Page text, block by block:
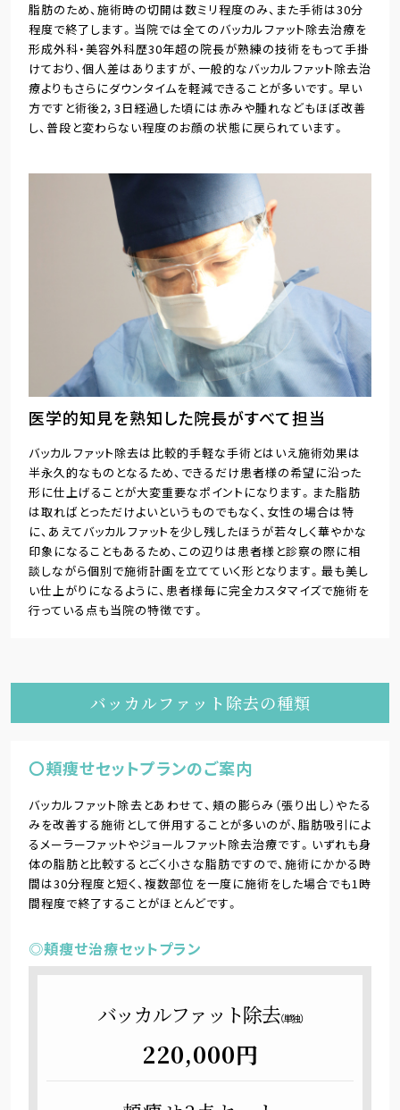
脂肪のため、施術時の切開は数ミリ程度のみ、また手術は30分
程度で終了します。当院では全てのバッカルファット除去治療を
形成外科・美容外科歴30年超の院長が熟練の技術をもって手掛
けており、個人差はありますが、一般的なバッカルファット除去治
療よりもさらにダウンタイムを軽減できることが多いです。早い
方ですと術後2，3日経過した頃には赤みや腫れなどもほぼ改善
し、普段と変わらない程度のお顔の状態に戻られています。
医学的知見を熟知した院長がすべて担当
バッカルファット除去は比較的手軽な手術とはいえ施術効果は
半永久的なものとなるため、できるだけ患者様の希望に沿った
形に仕上げることが大変重要なポイントになります。また脂肪
は取ればとっただけよいというものでもなく、女性の場合は特
に、あえてバッカルファットを少し残したほうが若々しく華やかな
印象になることもあるため、この辺りは患者様と診察の際に相
談しながら個別で施術計画を立てていく形となります。最も美し
い仕上がりになるように、患者様毎に完全カスタマイズで施術を
行っている点も当院の特徴です。
バッカルファット除去の種類
〇頬痩せセットプランのご案内
バッカルファット除去とあわせて、頬の膨らみ（張り出し）やたる
みを改善する施術として併用することが多いのが、脂肪吸引によ
るメーラーファットやジョールファット除去治療です。いずれも身
体の脂肪と比較するとごく小さな脂肪ですので、施術にかかる時
間は30分程度と短く、複数部位を一度に施術をした場合でも1時
間程度で終了することがほとんどです。
◎頬痩せ治療セットプラン
バッカルファット除去（単独）
220,000円